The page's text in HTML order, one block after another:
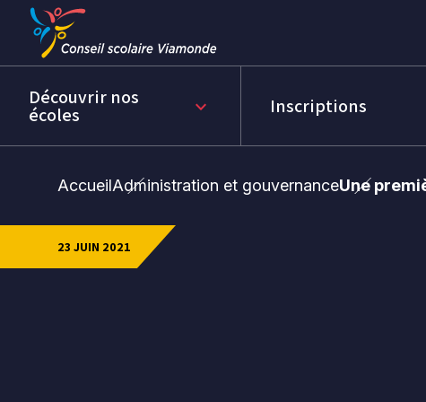
Passer
Passer
contenu
Découvrir nos
écoles keyboard_arrow_down Inscriptions
AccueilAdministration et gouvernanceUne
23 JUIN 2021